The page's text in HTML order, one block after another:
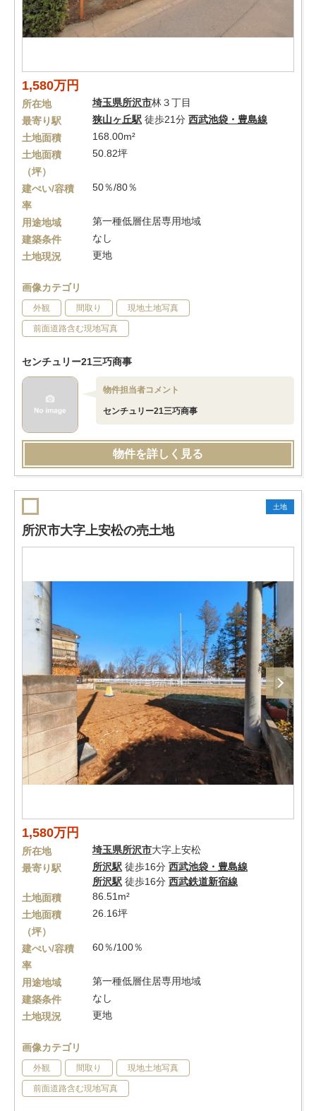
1,580万円
所在地 埼玉県所沢市林３丁目
最寄り駅
狭山ヶ丘駅 徒歩21分 西武池袋・豊島線
土地面積
168.00m²
土地面積
（坪）
50.82坪
建ぺい/容積
率
50％/80％
用途地域
第一種低層住居専用地域
建築条件
なし
土地現況
更地
画像カテゴリ
外観 間取り 現地土地写真
前面道路含む現地写真
センチュリー21三巧商事
物件担当者コメント
センチュリー21三巧商事
物件を詳しく見る
土地
所沢市大字上安松の売土地
1,580万円
所在地 埼玉県所沢市大字上安松
最寄り駅
所沢駅 徒歩16分 西武池袋・豊島線
所沢駅 徒歩16分 西武鉄道新宿線
土地面積
86.51m²
土地面積
（坪）
26.16坪
建ぺい/容積
率
60％/100％
用途地域
第一種低層住居専用地域
建築条件
なし
土地現況
更地
画像カテゴリ
外観 間取り 現地土地写真
前面道路含む現地写真